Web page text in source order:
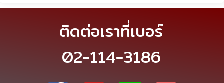
ติดต่อเราที่เบอร์
02-114-3186